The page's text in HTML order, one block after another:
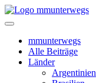
mmunterwegs
Alle Beiträge
Länder
Argentinien